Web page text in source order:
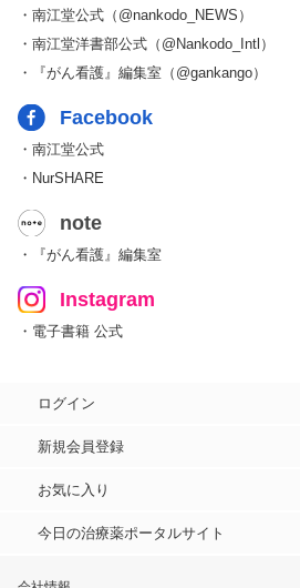
・南江堂公式（@nankodo_NEWS）
・南江堂洋書部公式（@Nankodo_Intl）
・『がん看護』編集室（@gankango）
Facebook
・南江堂公式
・NurSHARE
note
・『がん看護』編集室
Instagram
・電子書籍 公式
ログイン
新規会員登録
お気に入り
今日の治療薬ポータルサイト